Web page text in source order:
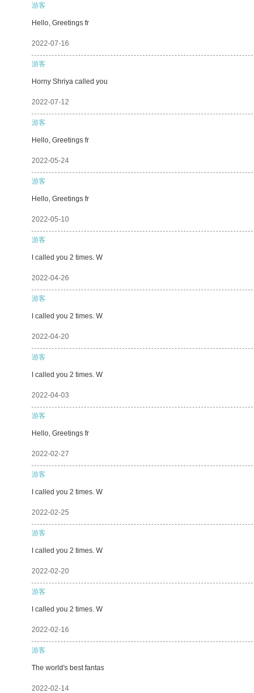
游客
Hello, Greetings fr
2022-07-16
游客
Horny Shriya called you
2022-07-12
游客
Hello, Greetings fr
2022-05-24
游客
Hello, Greetings fr
2022-05-10
游客
I called you 2 times. W
2022-04-26
游客
I called you 2 times. W
2022-04-20
游客
I called you 2 times. W
2022-04-03
游客
Hello, Greetings fr
2022-02-27
游客
I called you 2 times. W
2022-02-25
游客
I called you 2 times. W
2022-02-20
游客
I called you 2 times. W
2022-02-16
游客
The world's best fantas
2022-02-14